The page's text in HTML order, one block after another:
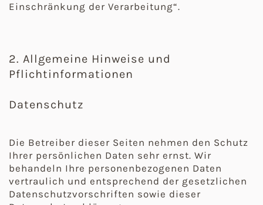
Einschränkung der Verarbeitung“.
2. Allgemeine Hinweise und
Pflichtinformationen
Datenschutz
Die Betreiber dieser Seiten nehmen den Schutz
Ihrer persönlichen Daten sehr ernst. Wir
behandeln Ihre personenbezogenen Daten
vertraulich und entsprechend der gesetzlichen
Datenschutzvorschriften sowie dieser